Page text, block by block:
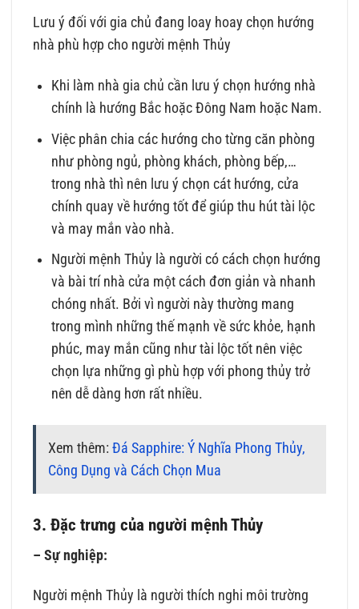
Lưu ý đối với gia chủ đang loay hoay chọn hướng
nhà phù hợp cho người mệnh Thủy
Khi làm nhà gia chủ cần lưu ý chọn hướng nhà
chính là hướng Bắc hoặc Đông Nam hoặc Nam.
Việc phân chia các hướng cho từng căn phòng
như phòng ngủ, phòng khách, phòng bếp,…
trong nhà thì nên lưu ý chọn cát hướng, cửa
chính quay về hướng tốt để giúp thu hút tài lộc
và may mắn vào nhà.
Người mệnh Thủy là người có cách chọn hướng
và bài trí nhà cửa một cách đơn giản và nhanh
chóng nhất. Bởi vì người này thường mang
trong mình những thế mạnh về sức khỏe, hạnh
phúc, may mắn cũng như tài lộc tốt nên việc
chọn lựa những gì phù hợp với phong thủy trở
nên dễ dàng hơn rất nhiều.
Xem thêm:Đá Sapphire: Ý Nghĩa Phong Thủy,
Công Dụng và Cách Chọn Mua
3. Đặc trưng của người mệnh Thủy
– Sự nghiệp:
Người mệnh Thủy là người thích nghi môi trường